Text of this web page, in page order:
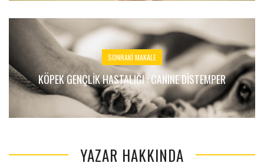
SONRAKI MAKALE
KÖPEK GENÇLIK HASTALIĞI : CANINE DİSTEMPER
YAZAR HAKKINDA